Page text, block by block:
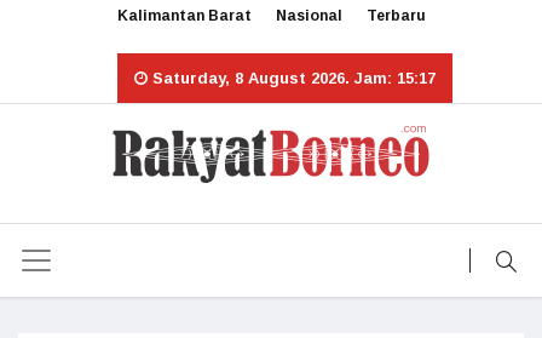
Kalimantan Barat Nasional Terbaru
Saturday, 8 August 2026. Jam: 15:17